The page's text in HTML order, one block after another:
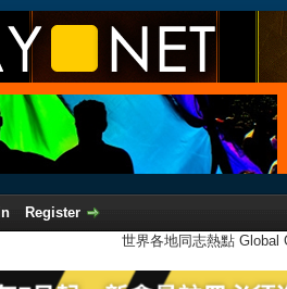
Register
世界各地同志熱點